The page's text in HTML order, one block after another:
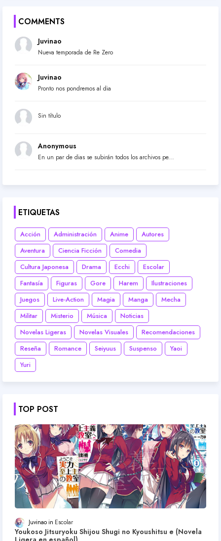
COMMENTS
Juvinao
Nueva temporada de Re Zero
Juvinao
Pronto nos pondremos al dia
Sin título
Anonymous
En un par de dias se subirán todos los archivos pe...
ETIQUETAS
Acción Administración Anime
Autores
Aventura
Ciencia Ficción
Comedia
Cultura Japonesa
Drama Ecchi
Escolar
Fantasía
Figuras Gore Harem
Ilustraciones
Juegos
Live-Action Magia Manga
Mecha
Militar
Misterio Música
Noticias
Novelas Ligeras
Novelas Visuales
Recomendaciones
Reseña
Romance Seiyuus Suspenso
Yaoi
Yuri
TOP POST
Juvinao Escolar
Youkoso Jitsuryoku Shijou Shugi no Kyoushitsu e (Novela